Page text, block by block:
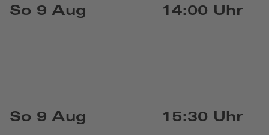
So 9 Aug 14:00 Uhr
So 9 Aug 15:30 Uhr